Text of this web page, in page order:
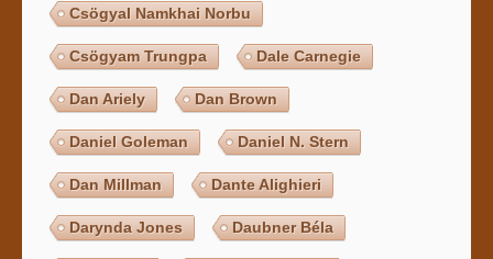
Csögyal Namkhai Norbu
Csögyam Trungpa Dale Carnegie
Dan Ariely Dan Brown
Daniel Goleman Daniel N. Stern
Dan Millman Dante Alighieri
Darynda Jones Daubner Béla